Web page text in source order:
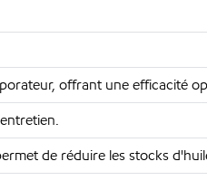
offrant une efficacité
de réduire les stocks